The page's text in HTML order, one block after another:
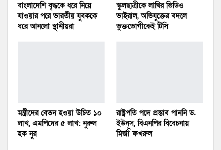
বাংলাদেশি বৃদ্ধকে ধরে নিয়ে
যাওয়ার পরে ভারতীয় যুবককে
ধরে আনলো স্থানীয়রা
স্কুলছাত্রীকে লাথির ভিডিও
ভাইরাল, অভিযুক্তের বদলে
ভুক্তভোগীকেই টিসি
মন্ত্রীদের বেতন হওয়া উচিত ১০
লাখ, এমপিদের ৫ লাখ: নুরুল
হক নুর
রাষ্ট্রপতি পদে প্রস্তাব পাননি ড.
ইউনূস, বিএনপির বিবেচনায়
মির্জা ফখরুল